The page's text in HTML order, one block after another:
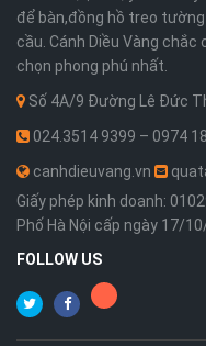
để bàn,đồng hồ treo
cầu. Cánh Diều Vàng
chọn phong phú nhất.
Số 4A/9 Đường Lê Đức
024.3514 9399 – 0974
canhdieuvang.vn
Giấy phép kinh doanh:
Phố Hà Nội cấp ngày 17/
FOLLOW US